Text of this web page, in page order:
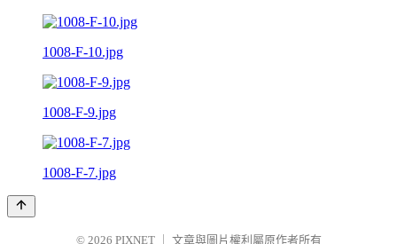
1008-F-10.jpg
1008-F-9.jpg
1008-F-7.jpg
© 2026 PIXNET 文章與圖片權利屬原作者所有